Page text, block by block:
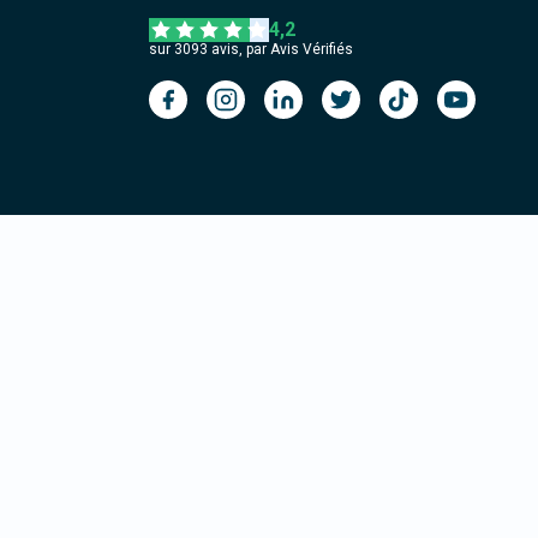
4,2
sur 3093 avis, par Avis Vérifiés